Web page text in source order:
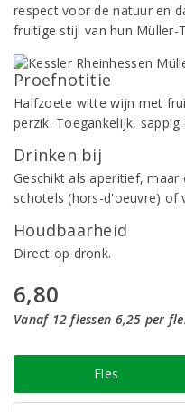
respect voor de natuur en
fruitige stijl van hun Müller-
Proefnotitie
Halfzoete witte wijn met
perzik. Toegankelijk, sappig
Drinken bij
Geschikt als aperitief,
schotels (hors-d'oeuvre) of
Houdbaarheid
Direct op dronk.
6,80
Vanaf 12 flessen 6,25 per
Fles